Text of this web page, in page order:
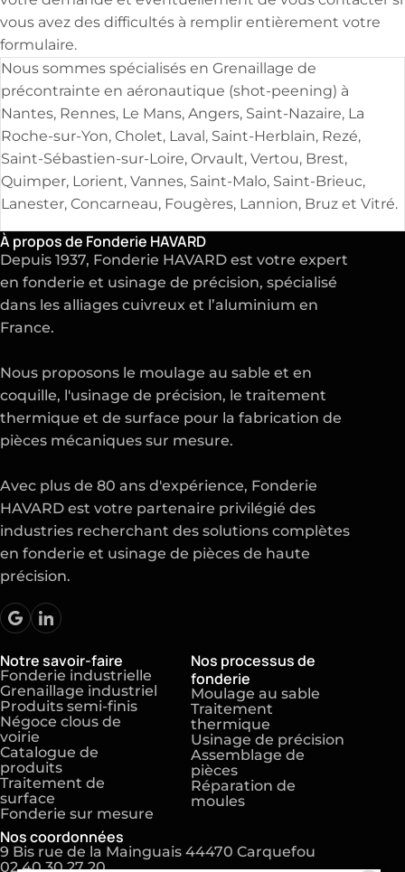
vous avez des difficultés à remplir entièrement votre
formulaire.
Nous sommes spécialisés en Grenaillage de
précontrainte en aéronautique (shot-peening) à
Nantes, Rennes, Le Mans, Angers, Saint-Nazaire, La
Roche-sur-Yon, Cholet, Laval, Saint-Herblain, Rezé,
Saint-Sébastien-sur-Loire, Orvault, Vertou, Brest,
Quimper, Lorient, Vannes, Saint-Malo, Saint-Brieuc,
Lanester, Concarneau, Fougères, Lannion, Bruz et Vitré.
À propos de Fonderie HAVARD
Depuis 1937, Fonderie HAVARD est votre expert
en fonderie et usinage de précision, spécialisé
dans les alliages cuivreux et l’aluminium en
France.
Nous proposons le moulage au sable et en
coquille, l'usinage de précision, le traitement
thermique et de surface pour la fabrication de
pièces mécaniques sur mesure.
Avec plus de 80 ans d'expérience, Fonderie
HAVARD est votre partenaire privilégié des
industries recherchant des solutions complètes
en fonderie et usinage de pièces de haute
précision.
Notre savoir-faire
Fonderie industrielle
Grenaillage industriel
Produits semi-finis
Négoce clous de
voirie
Catalogue de
produits
Traitement de
surface
Fonderie sur mesure
Nos processus de
fonderie
Moulage au sable
Traitement
thermique
Usinage de précision
Assemblage de
pièces
Réparation de
moules
Nos coordonnées
9 Bis rue de la Mainguais 44470 Carquefou
02 40 30 27 20